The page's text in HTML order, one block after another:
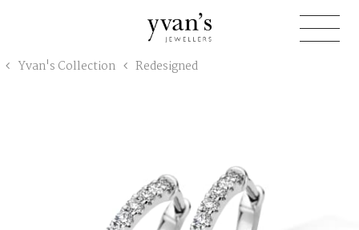
Jewellers
Yvan's Collection Redesigned